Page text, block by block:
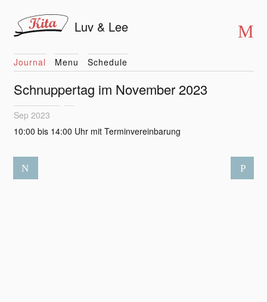
Luv & Lee
Journal Menu Schedule
Schnuppertag im November 2023
Sep 2023
10:00 bis 14:00 Uhr mit Terminvereinbarung
N P